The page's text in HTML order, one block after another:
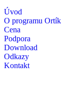
Úvod
O programu Ortík
Cena
Podpora
Download
Odkazy
Kontakt